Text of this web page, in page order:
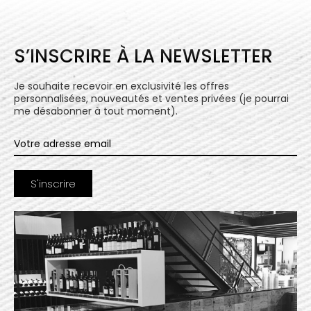
S’INSCRIRE À LA NEWSLETTER
Je souhaite recevoir en exclusivité les offres
personnalisées, nouveautés et ventes privées (je pourrai
me désabonner à tout moment).